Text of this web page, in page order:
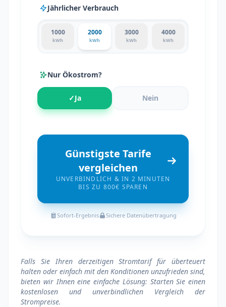
Jährlicher Verbrauch
1000
kWh
2000
kWh
3000
kWh
4000
kWh
Nur Ökostrom?
✓Ja Nein
Günstigste Tarife
vergleichen
UNVERBINDLICH & IN 2 MINUTEN
BIS ZU 800€ SPAREN
Sofort-Ergebnis Sichere Datenübertragung
Falls Sie Ihren derzeitigen Stromtarif für überteuert
halten oder einfach mit den Konditionen unzufrieden sind,
bieten wir Ihnen eine einfache Lösung: Starten Sie einen
kostenlosen und unverbindlichen Vergleich der
Strompreise.